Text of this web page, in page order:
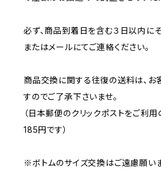
必ず、商品到着日を含む３日以内に
またはメールにてご連絡ください。
商品交換に関する往復の送料は、お
すのでご了承下さいませ。
（日本郵便のクリックポストをご利
185円です）
※ボトムのサイズ交換はご遠慮願いま